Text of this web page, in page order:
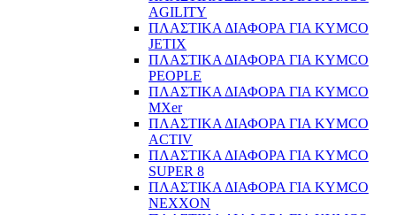
AGILITY
ΠΛΑΣΤΙΚΑ ΔΙΑΦΟΡΑ ΓΙΑ KYMCO
JETIX
ΠΛΑΣΤΙΚΑ ΔΙΑΦΟΡΑ ΓΙΑ KYMCO
PEOPLE
ΠΛΑΣΤΙΚΑ ΔΙΑΦΟΡΑ ΓΙΑ KYMCO
MXer
ΠΛΑΣΤΙΚΑ ΔΙΑΦΟΡΑ ΓΙΑ KYMCO
ACTIV
ΠΛΑΣΤΙΚΑ ΔΙΑΦΟΡΑ ΓΙΑ KYMCO
SUPER 8
ΠΛΑΣΤΙΚΑ ΔΙΑΦΟΡΑ ΓΙΑ KYMCO
NEXXON